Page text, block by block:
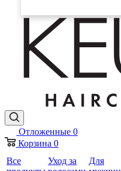
Отложенные 0
Корзина 0
Все
Уход за
Для